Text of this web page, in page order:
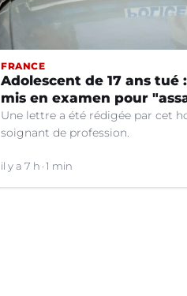
FRANCE
Adolescent de 17 ans tué
mis en examen pour
Une lettre a été rédigée par cet
soignant de profession.
il y a 7 h 1 min